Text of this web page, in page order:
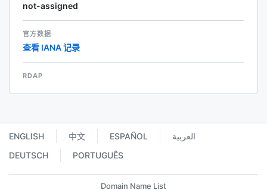
not-assigned
官方数据
查看 IANA 记录
RDAP
ENGLISH 中文 ESPAÑOL
العربية
DEUTSCH
PORTUGUÊS
Domain Name List